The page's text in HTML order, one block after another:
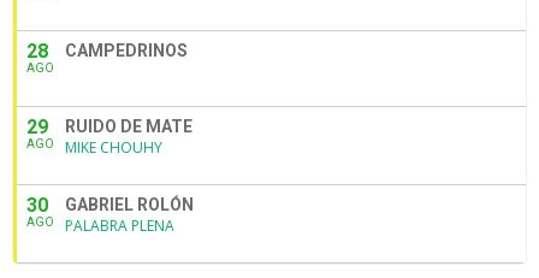
28
AGO
CAMPEDRINOS
29
AGO
RUIDO DE MATE
MIKE CHOUHY
30
AGO
GABRIEL ROLÓN
PALABRA PLENA